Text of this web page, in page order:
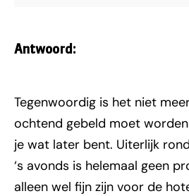
Antwoord:
Tegenwoordig is het niet
ochtend gebeld moet
je wat later bent. Uiterlijk
‘s avonds is helemaal geen
alleen wel fijn zijn voor de